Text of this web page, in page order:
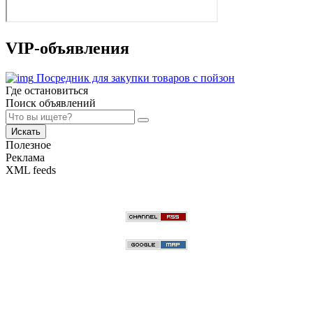
VIP-объявления
Посредник для закупки товаров с пойзон
Где остановиться
Поиск объявлений
Искать
Полезное
Реклама
XML feeds